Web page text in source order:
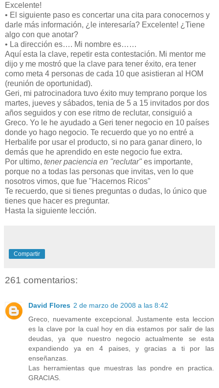
Excelente!
• El siguiente paso es concertar una cita para conocernos y
darle más información, ¿le interesaría? Excelente! ¿Tiene
algo con que anotar?
• La dirección es…. Mi nombre es……
Aquí esta la clave, repetir esta contestación. Mi mentor me
dijo y me mostró que la clave para tener éxito, era tener
como meta 4 personas de cada 10 que asistieran al HOM
(reunión de oportunidad).
Geri, mi patrocinadora tuvo éxito muy temprano porque los
martes, jueves y sábados, tenia de 5 a 15 invitados por dos
años seguidos y con ese ritmo de reclutar, consiguió a
Greco. Yo le he ayudado a Geri tener negocio en 10 países
donde yo hago negocio. Te recuerdo que yo no entré a
Herbalife por usar el producto, si no para ganar dinero, lo
demás que he aprendido en este negocio fue extra.
Por ultimo, tener paciencia en "reclutar" es importante,
porque no a todas las personas que invitas, ven lo que
nosotros vimos, que fue "Hacernos Ricos"
Te recuerdo, que si tienes preguntas o dudas, lo único que
tienes que hacer es preguntar.
Hasta la siguiente lección.
Compartir
261 comentarios:
David Flores 2 de marzo de 2008 a las 8:42
Greco, nuevamente excepcional. Justamente esta leccion
es la clave por la cual hoy en dia estamos por salir de las
deudas, ya que nuestro negocio actualmente se esta
expandiendo ya en 4 paises, y gracias a ti por las
enseñanzas.
Las herramientas que muestras las pondre en practica.
GRACIAS.